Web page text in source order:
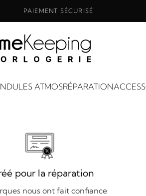
PAIEMENT SÉCURISÉ
ATMOSRÉPARATION
pour la réparation
nous ont fait confiance